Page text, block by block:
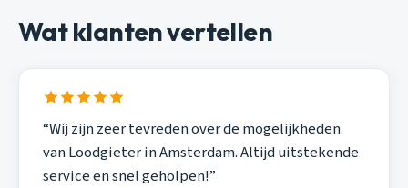
Wat klanten vertellen
“Wij zijn zeer tevreden over de mogelijkheden
van Loodgieter in Amsterdam. Altijd uitstekende
service en snel geholpen!”